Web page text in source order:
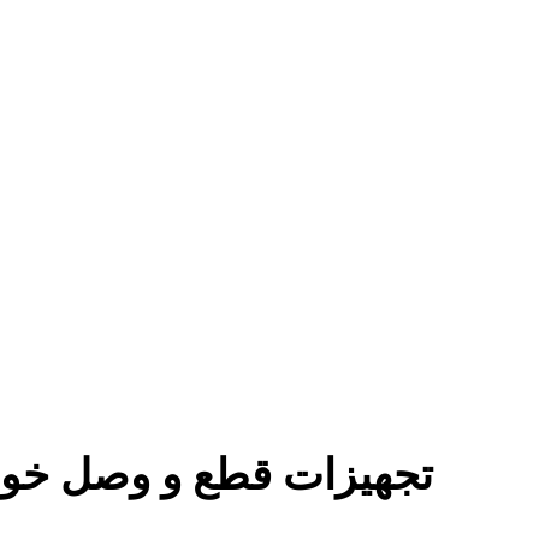
تجهیزات قطع و وصل